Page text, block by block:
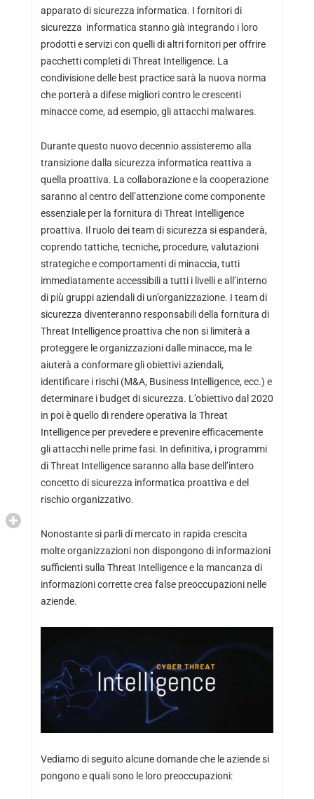
apparato di sicurezza informatica. I fornitori di
sicurezza informatica stanno già integrando i loro
prodotti e servizi con quelli di altri fornitori per offrire
pacchetti completi di Threat Intelligence. La
condivisione delle best practice sarà la nuova norma
che porterà a difese migliori contro le crescenti
minacce come, ad esempio, gli attacchi malwares.
Durante questo nuovo decennio assisteremo alla
transizione dalla sicurezza informatica reattiva a
quella proattiva. La collaborazione e la cooperazione
saranno al centro dell’attenzione come componente
essenziale per la fornitura di Threat Intelligence
proattiva. Il ruolo dei team di sicurezza si espanderà,
coprendo tattiche, tecniche, procedure, valutazioni
strategiche e comportamenti di minaccia, tutti
immediatamente accessibili a tutti i livelli e all’interno
di più gruppi aziendali di un’organizzazione. I team di
sicurezza diventeranno responsabili della fornitura di
Threat Intelligence proattiva che non si limiterà a
proteggere le organizzazioni dalle minacce, ma le
aiuterà a conformare gli obiettivi aziendali,
identificare i rischi (M&A, Business Intelligence, ecc.) e
determinare i budget di sicurezza. L’obiettivo dal 2020
in poi è quello di rendere operativa la Threat
Intelligence per prevedere e prevenire efficacemente
gli attacchi nelle prime fasi. In definitiva, i programmi
di Threat Intelligence saranno alla base dell’intero
concetto di sicurezza informatica proattiva e del
rischio organizzativo.
Nonostante si parli di mercato in rapida crescita
molte organizzazioni non dispongono di informazioni
sufficienti sulla Threat Intelligence e la mancanza di
informazioni corrette crea false preoccupazioni nelle
aziende.
Vediamo di seguito alcune domande che le aziende si
pongono e quali sono le loro preoccupazioni: